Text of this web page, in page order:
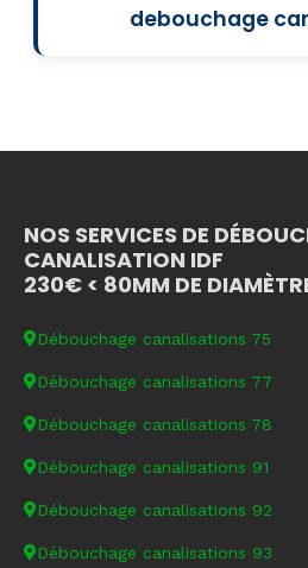
debouchage
NOS SERVICES DE
CANALISATION IDF
230€ < 80MM DE
Débouchage canalisations 75
Débouchage canalisations 77
Débouchage canalisations 78
Débouchage canalisations 91
Débouchage canalisations 92
Débouchage canalisations 93